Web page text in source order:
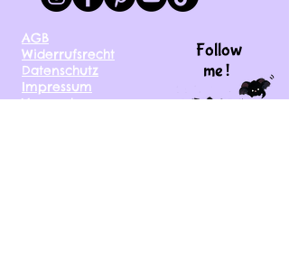
AGB
Widerrufsrecht
Datenschutz
Impressum
Versand
Follow
me !